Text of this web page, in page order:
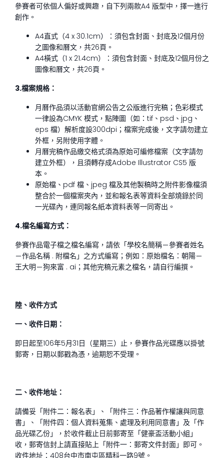
參賽者可依個人偏好或興趣，自下列兩款A4 版型中，擇一進行
創作。
A4直式（4 x 30.1cm）：須包含封面、封底及12個月份
之圖像和曆文，共26頁。
A4橫式（1 x 21.4cm）：須包含封面、封底及12個月份之
圖像和曆文，共26頁。
3.檔案規格：
月曆作品須以活動官網公告之公版進行完稿；色彩模式
一律設為CMYK 模式，點陣圖（如：tif、psd、jpg、
eps 檔）解析度設300dpi；檔案完成後，文字請勿建立
外框，另附使用字體。
月曆完稿作品繳交格式須為原始可編修檔案（文字請勿
建立外框），且須轉存成Adobe Illustrator CS5 版
本。
原始檔、pdf 檔、jpeg 檔及其他製稿時之附件影像檔須
整合於一個檔案夾內，並和報名表等資料全部燒錄於同
一光碟內，連同報名紙本資料表等一同寄出。
4.檔名編寫方式：
參賽作品電子檔之檔名編寫，請依「學校名簡稱－參賽者姓名
－作品名稱 . 附檔名」之方式編寫；例如：原始檔名：朝陽－
王大明－狗來富 . ai；其他完稿元素之檔名，請自行編撰。
陸、收件方式
一、收件日期：
即日起至106年5月31日（星期三）止，參賽作品光碟應以掛號
郵寄，日期以郵戳為憑，逾期恕不受理。
二、收件地址：
請備妥「附件二：報名表」、「附件三：作品著作權讓與同意
書」、「附件四：個人資料蒐集、處理及利用同意書」及「作
品光碟乙份」，於收件截止日前郵寄至「健豪盃活動小組」
收，郵寄信封上請直接貼上「附件一：郵寄文件封面」即可。
收件地址：408台中市南屯區精科一路9號。